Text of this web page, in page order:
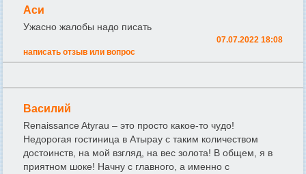
Аси
Ужасно жалобы надо писать
07.07.2022 18:08
написать отзыв или вопрос
Василий
Renaissance Atyrau – это просто какое-то чудо!
Недорогая гостиница в Атырау с таким количеством
достоинств, на мой взгляд, на вес золота! В общем, я в
приятном шоке! Начну с главного, а именно с